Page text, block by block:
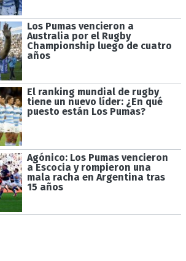
Los Pumas vencieron a
Australia por el Rugby
Championship luego de cuatro
años
El ranking mundial de rugby
tiene un nuevo líder: ¿En qué
puesto están Los Pumas?
Agónico: Los Pumas vencieron
a Escocia y rompieron una
mala racha en Argentina tras
15 años